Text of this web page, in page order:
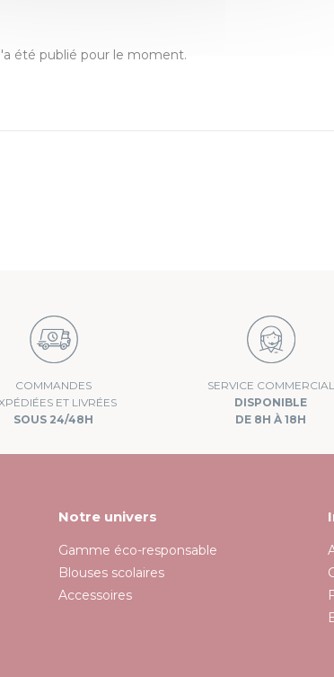
été publié pour le moment.
COMMANDES
ET LIVRÉES
SOUS 24/48H
SERVICE COMMERCIAL
DISPONIBLE
DE 8H À 18H
Notre univers
Gamme éco-responsable
Blouses scolaires
Accessoires